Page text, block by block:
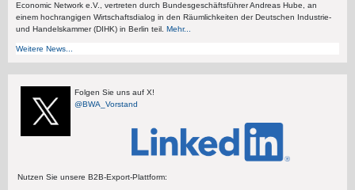
Economic Network e.V., vertreten durch Bundesgeschäftsführer Andreas Hube, an
einem hochrangigen Wirtschaftsdialog in den Räumlichkeiten der Deutschen Industrie-
und Handelskammer (DIHK) in Berlin teil. Mehr...
Weitere News...
Folgen Sie uns auf X!
@BWA_Vorstand
Nutzen Sie unsere B2B-Export-Plattform: